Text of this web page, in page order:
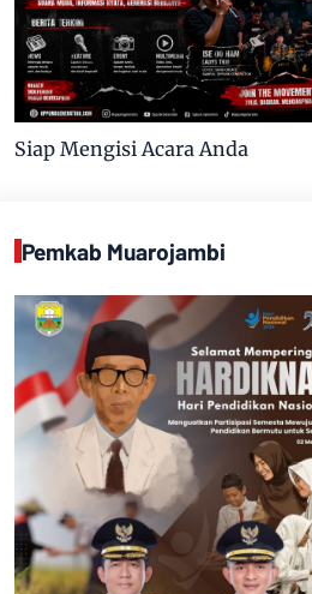
Siap Mengisi Acara Anda
Pemkab Muarojambi